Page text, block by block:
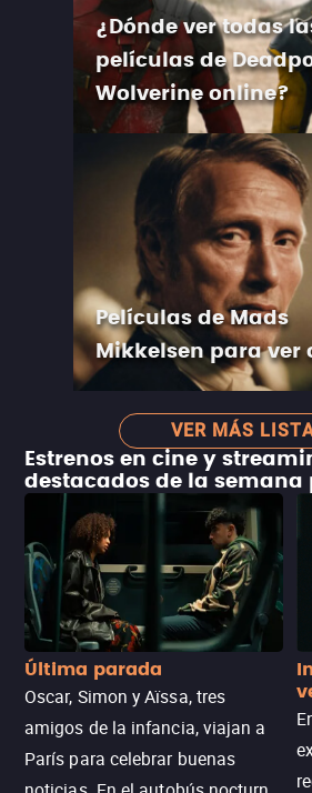
¿Dónde ver todas
películas de
Wolverine online?
Películas de Mads
Mikkelsen para ver
VER MÁS
Estrenos en cine y
destacados de la semana
Última parada
Oscar, Simon y Aïssa, tres
amigos de la infancia, viajan a
París para celebrar buenas